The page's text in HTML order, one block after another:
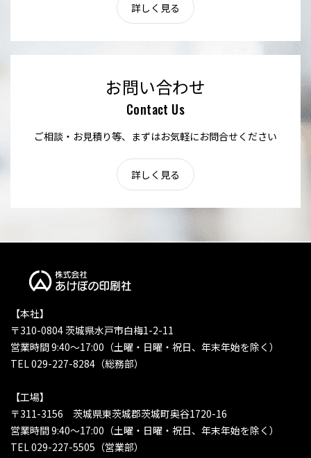
詳しく見る
お問い合わせ
Contact Us
ご相談・お見積り等、まずはお気軽にお問合せください
詳しく見る
【本社】
〒310-0804 茨城県水戸市白梅1-2-11
営業時間 9:40〜17:00（土曜・日曜・祝日、年末年始を除く）
TEL 029-227-8284（総務部）
【工場】
〒311-3156 茨城県東茨城郡茨城町奥谷1720-16
営業時間 9:40〜17:00（土曜・日曜・祝日、年末年始を除く）
TEL 029-227-5505（営業部）